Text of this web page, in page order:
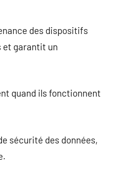
des dispositifs
et garantit un
quand ils fonctionnent
sécurité des données,